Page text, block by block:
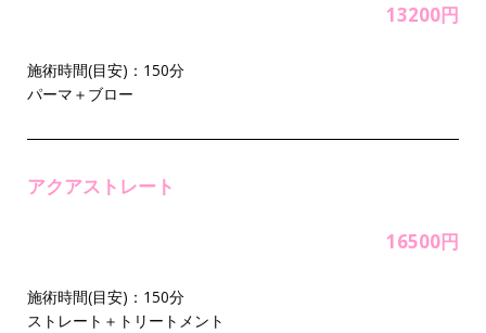
13200円
施術時間(目安)：150分
パーマ＋ブロー
アクアストレート
16500円
施術時間(目安)：150分
ストレート＋トリートメント